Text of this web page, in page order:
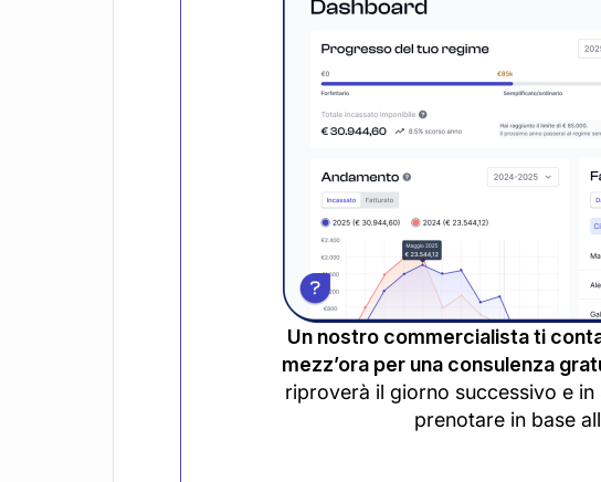
Un nostro commercialista ti
mezz’ora per una consulenza
riproverà il giorno successivo e in
prenotare in base